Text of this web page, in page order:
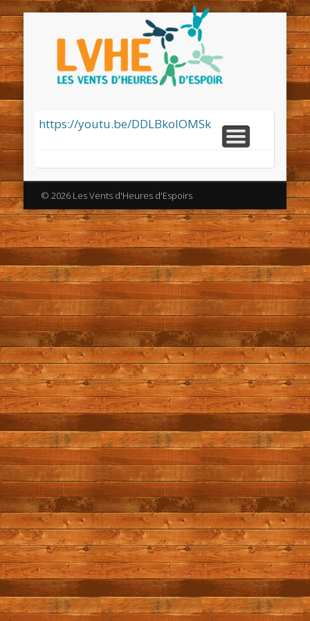
Les
ASSOCIATION
EVENEMENTIEL
INTERNATIONAL
NAUTISME & HANDICAP
PRESSE
https://youtu.be/DDLBkoIOMSk
© 2026 Les Vents d'Heures d'Espoirs